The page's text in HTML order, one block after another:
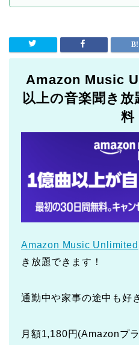
Amazon Music
以上の音楽聞き
料
Amazon Music Unlimited
き放題できます！
通勤中や家事の途中も好
月額1,180円(Amazonプ